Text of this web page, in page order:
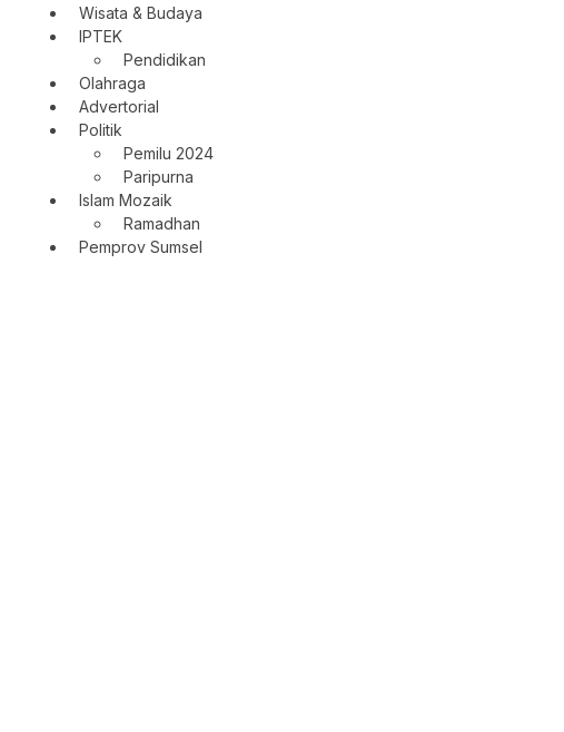
Wisata & Budaya
IPTEK
Pendidikan
Olahraga
Advertorial
Politik
Pemilu 2024
Paripurna
Islam Mozaik
Ramadhan
Pemprov Sumsel